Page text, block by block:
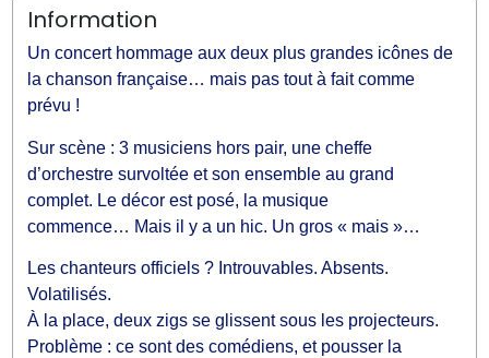
Information
Un concert hommage aux deux plus grandes icônes de
la chanson française… mais pas tout à fait comme
prévu !
Sur scène : 3 musiciens hors pair, une cheffe
d’orchestre survoltée et son ensemble au grand
complet. Le décor est posé, la musique
commence… Mais il y a un hic. Un gros « mais »…
Les chanteurs officiels ? Introuvables. Absents.
Volatilisés.
À la place, deux zigs se glissent sous les projecteurs.
Problème : ce sont des comédiens, et pousser la